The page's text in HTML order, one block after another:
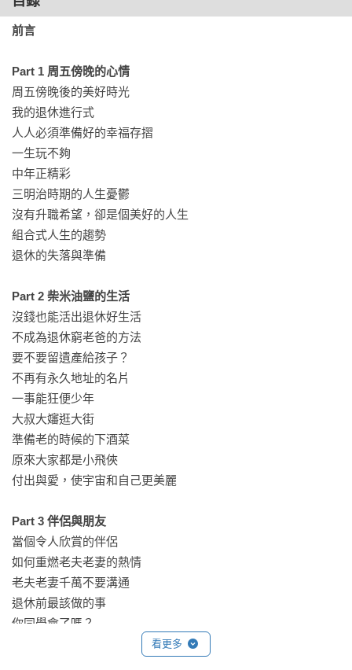
前言
Part 1 周五傍晚的心情
周五傍晚後的美好時光
我的退休進行式
人人必須準備好的幸福存摺
一生玩不夠
中年正精彩
三明治時期的人生憂鬱
沒有升職希望，卻是個美好的人生
組合式人生的趨勢
退休的失落與準備
Part 2 柴米油鹽的生活
沒錢也能活出退休好生活
不成為退休窮老爸的方法
要不要留遺產給孩子？
不再有永久地址的名片
一事能狂便少年
大叔大嬸逛大街
準備老的時候的下酒菜
原來大家都是小飛俠
付出與愛，使宇宙和自己更美麗
Part 3 伴侶與朋友
當個令人欣賞的伴侶
如何重燃老夫老妻的熱情
老夫老妻千萬不要溝通
退休前最該做的事
你同學會了嗎？
讓自己的好朋友都能互相認識 看更多